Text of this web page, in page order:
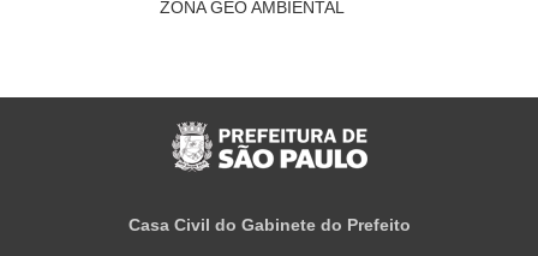
ZONA GEO AMBIENTAL
Casa Civil do Gabinete do Prefeito